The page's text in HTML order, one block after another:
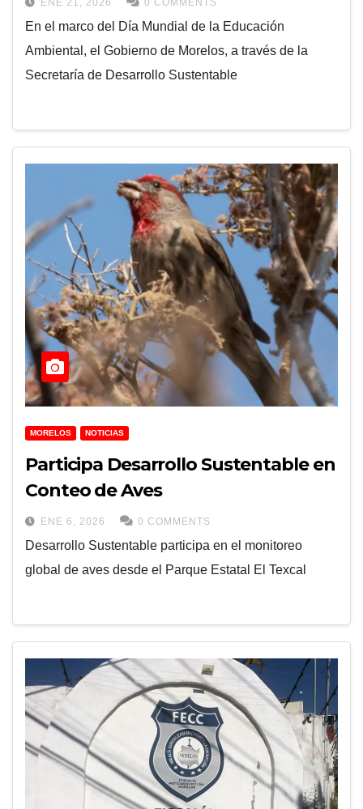
ENE 21, 2026 0 COMMENTS
En el marco del Día Mundial de la Educación
Ambiental, el Gobierno de Morelos, a través de la
Secretaría de Desarrollo Sustentable
MORELOS NOTICIAS
Participa Desarrollo Sustentable en
Conteo de Aves
ENE 6, 2026 0 COMMENTS
Desarrollo Sustentable participa en el monitoreo
global de aves desde el Parque Estatal El Texcal